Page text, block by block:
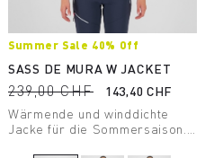
Summer Sale 40% Off
SASS DE MURA W JACKET
239,00 CHF
143,40 CHF
Wärmende und winddichte
Jacke für die Sommersaison.